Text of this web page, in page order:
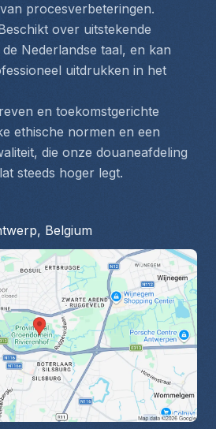
procesverbeteringen.
over uitstekende
Nederlandse taal, en kan
uitdrukken in het
en toekomstgerichte
ethische normen en een
die onze douaneafdeling
steeds hoger legt.
Belgium